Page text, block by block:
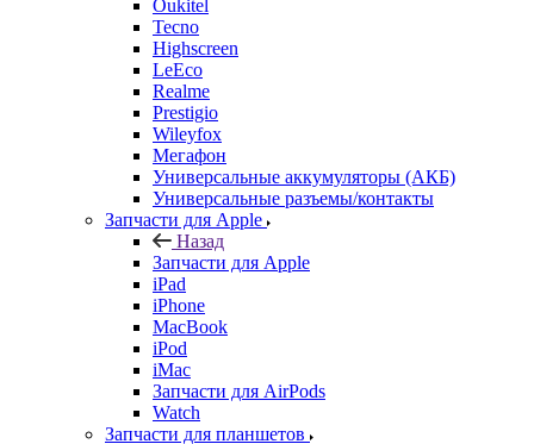
Tecno
Highscreen
LeEco
Realme
Prestigio
Wileyfox
Мегафон
Универсальные аккумуляторы (АКБ)
Универсальные разъемы/контакты
Запчасти для Apple
Назад
Запчасти для Apple
iPad
iPhone
MacBook
iPod
iMac
Запчасти для AirPods
Watch
Запчасти для планшетов
Назад